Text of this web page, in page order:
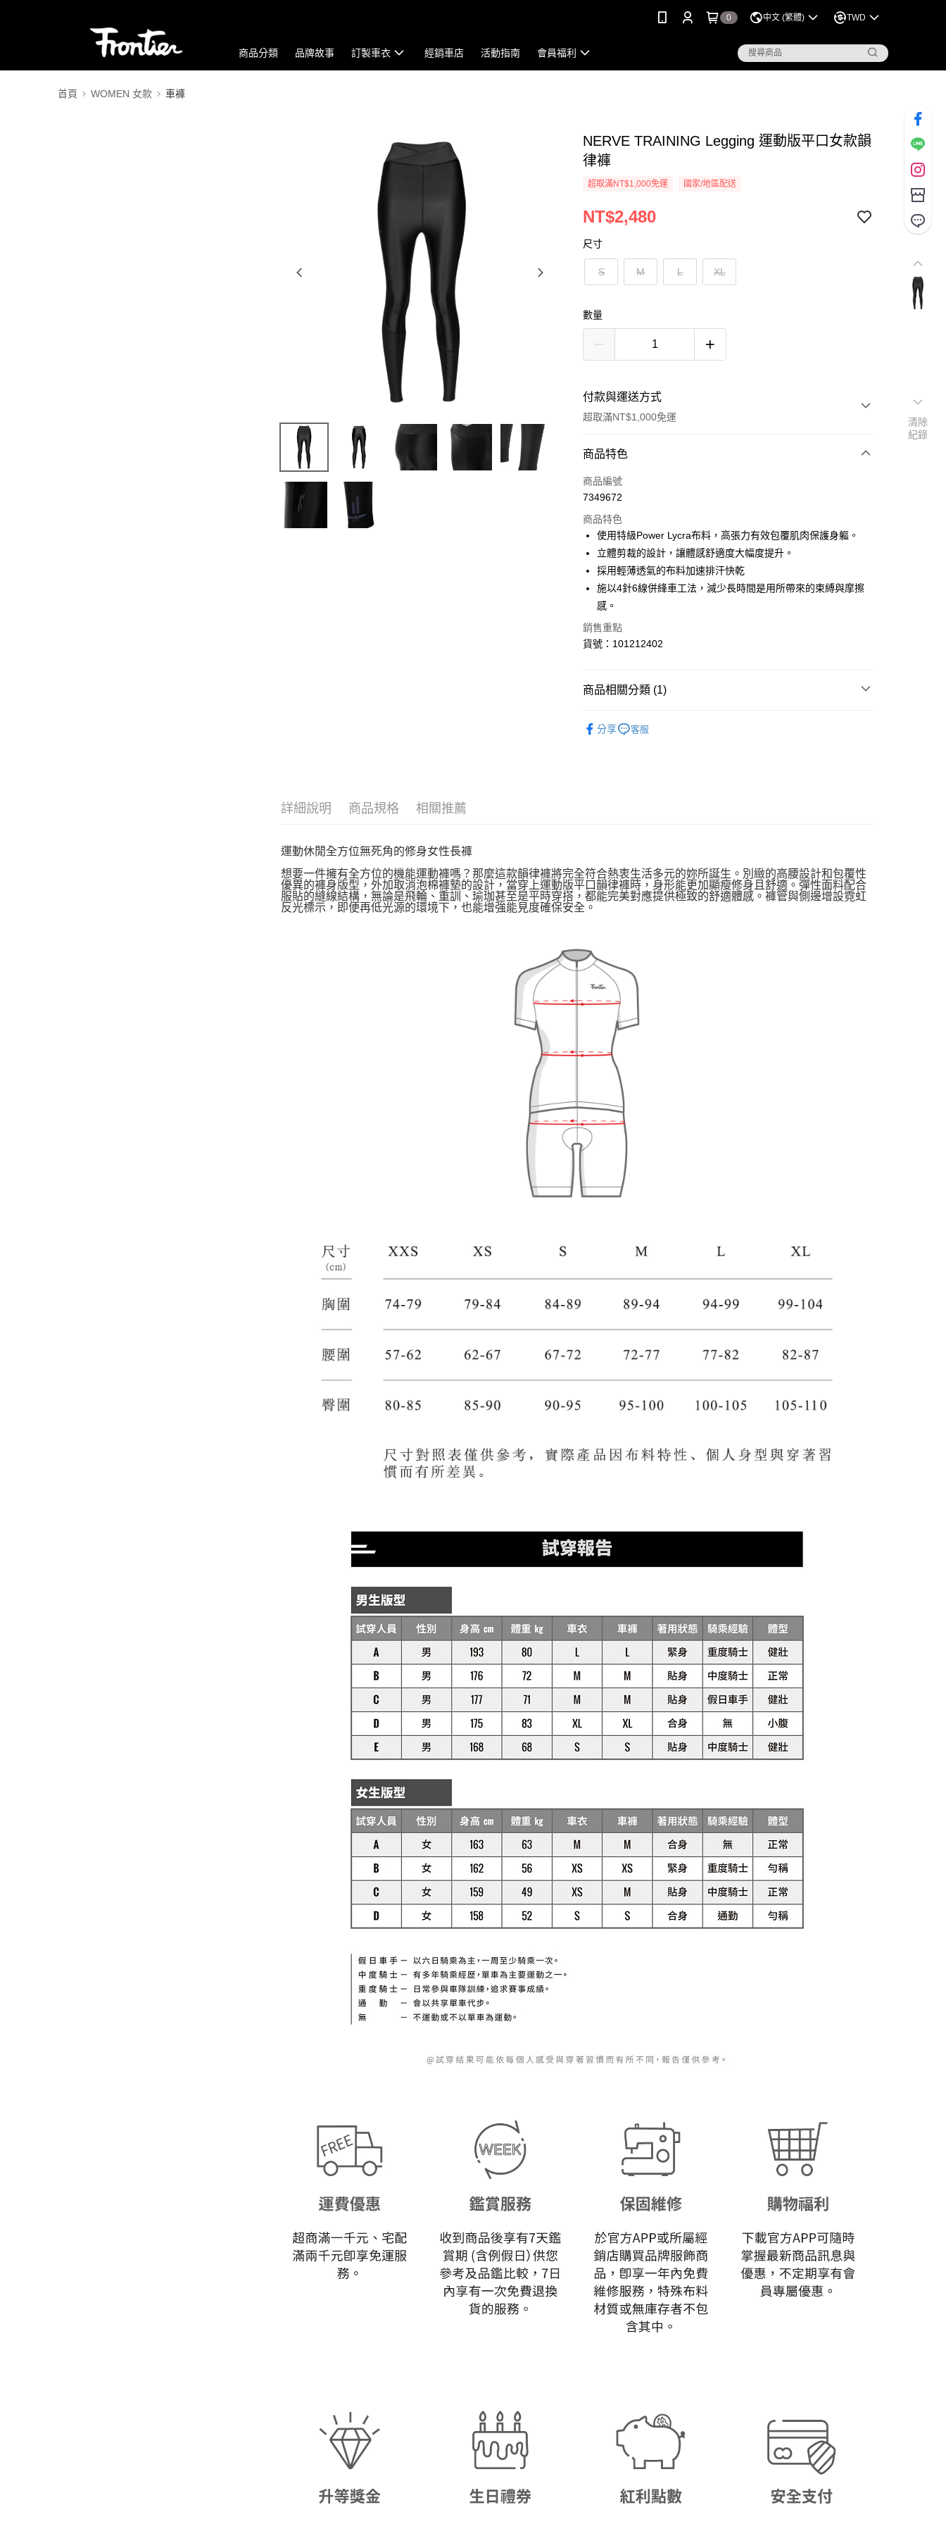
0 中文 (繁體) TWD
商品分類 品牌故事 訂製車衣 經銷車店 活動指南 會員福利
首頁 WOMEN 女款 車褲
NERVE TRAINING Legging 運動版平口女款韻
律褲
超取滿NT$1,000免運 國家/地區配送
NT$2,480
尺寸
S M L XL
數量
付款與運送方式
超取滿NT$1,000免運
付款方式
信用卡一次付款
Apple Pay
街口支付
悠遊付
Google Pay
全盈+PAY
【付款後全家取貨】急件勿使用超取
宅配-澎湖、金門、馬祖
每筆NT$100，滿NT$2,000(含以上)免運費
付款後門市自取
海外直寄/亞洲
商品特色
商品編號
7349672
商品特色
使用特級Power Lycra布料，高張力有效包覆肌肉保護身軀。
立體剪裁的設計，讓體感舒適度大幅度提升。
採用輕薄透氣的布料加速排汗快乾
施以4針6線併綘車工法，減少長時間是用所帶來的束縛與摩擦
感。
銷售重點
貨號：101212402
商品相關分類 (1)
分享
客服
詳細說明 商品規格 相關推薦
運動休閒全方位無死角的修身女性長褲
想要一件擁有全方位的機能運動褲嗎？那麼這款韻律褲將完全符合熱衷生活多元的妳所誕生。別緻的高腰設計和包覆性
優異的褲身版型，外加取消泡棉褲墊的設計，當穿上運動版平口韻律褲時，身形能更加顯瘦修身且舒適。彈性面料配合
服貼的縫線結構，無論是飛輪、重訓、瑜珈甚至是平時穿搭，都能完美對應提供極致的舒適體感。褲管與側邊增設霓虹
反光標示，即便再低光源的環境下，也能增強能見度確保安全。
清除
紀錄